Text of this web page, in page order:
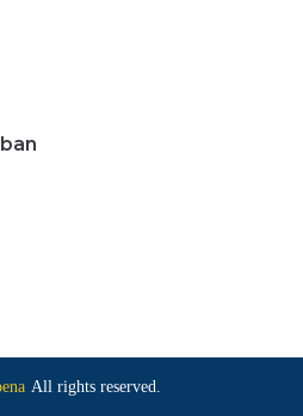
All rights reserved.